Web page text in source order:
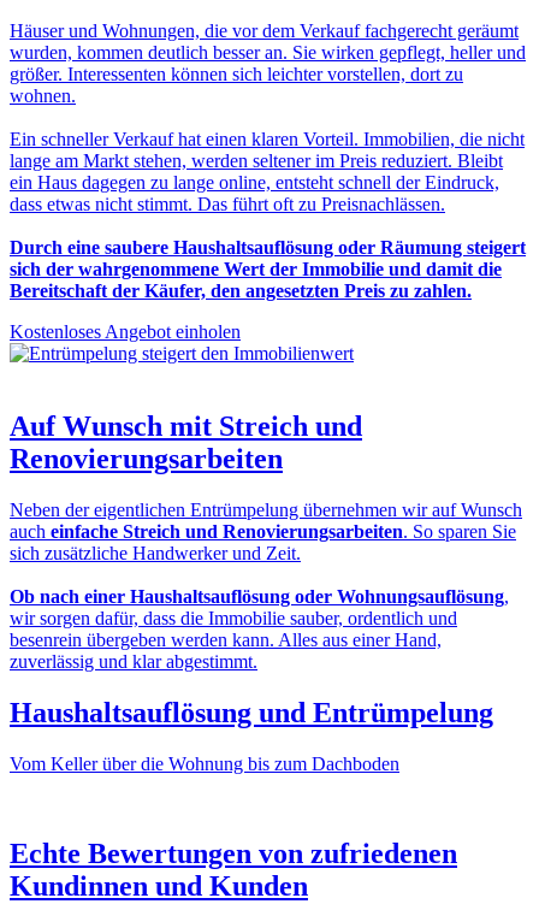
Häuser und Wohnungen, die vor dem Verkauf fachgerecht geräumt
wurden, kommen deutlich besser an. Sie wirken gepflegt, heller und
größer. Interessenten können sich leichter vorstellen, dort zu
wohnen.
Ein schneller Verkauf hat einen klaren Vorteil. Immobilien, die nicht
lange am Markt stehen, werden seltener im Preis reduziert. Bleibt
ein Haus dagegen zu lange online, entsteht schnell der Eindruck,
dass etwas nicht stimmt. Das führt oft zu Preisnachlässen.
Durch eine saubere Haushaltsauflösung oder Räumung steigert
sich der wahrgenommene Wert der Immobilie und damit die
Bereitschaft der Käufer, den angesetzten Preis zu zahlen.
Kostenloses Angebot einholen
Auf Wunsch mit Streich und
Renovierungsarbeiten
Neben der eigentlichen Entrümpelung übernehmen wir auf Wunsch
auch einfache Streich und Renovierungsarbeiten. So sparen Sie
sich zusätzliche Handwerker und Zeit.
Ob nach einer Haushaltsauflösung oder Wohnungsauflösung,
wir sorgen dafür, dass die Immobilie sauber, ordentlich und
besenrein übergeben werden kann. Alles aus einer Hand,
zuverlässig und klar abgestimmt.
Haushaltsauflösung und Entrümpelung
Vom Keller über die Wohnung bis zum Dachboden
NACHHER
Echte Bewertungen von zufriedenen
Kundinnen und Kunden